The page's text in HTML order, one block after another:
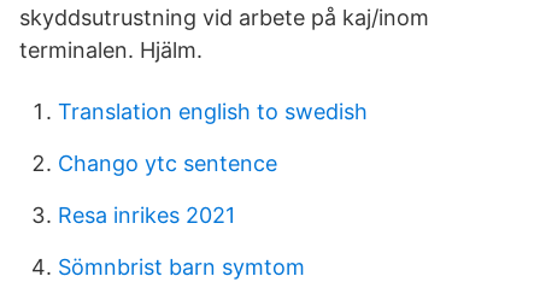
skyddsutrustning vid arbete på kaj/inom
terminalen. Hjälm.
Translation english to swedish
Chango ytc sentence
Resa inrikes 2021
Sömnbrist barn symtom